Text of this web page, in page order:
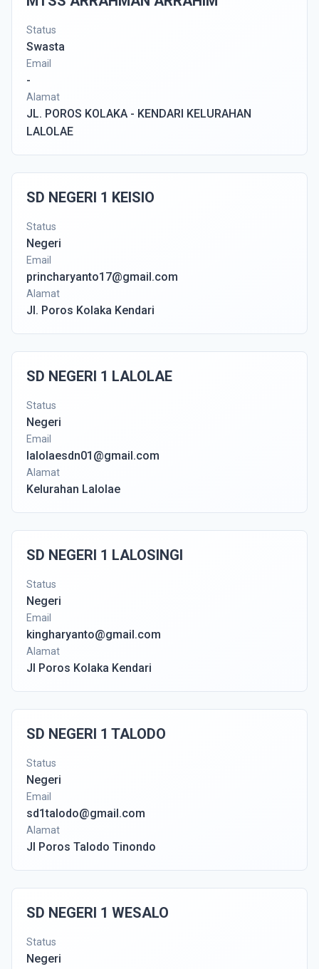
Status
Swasta
Email
-
Alamat
JL. POROS KOLAKA - KENDARI KELURAHAN
LALOLAE
SD NEGERI 1 KEISIO
Status
Negeri
Email
princharyanto17@gmail.com
Alamat
Jl. Poros Kolaka Kendari
SD NEGERI 1 LALOLAE
Status
Negeri
Email
lalolaesdn01@gmail.com
Alamat
Kelurahan Lalolae
SD NEGERI 1 LALOSINGI
Status
Negeri
Email
kingharyanto@gmail.com
Alamat
Jl Poros Kolaka Kendari
SD NEGERI 1 TALODO
Status
Negeri
Email
sd1talodo@gmail.com
Alamat
Jl Poros Talodo Tinondo
SD NEGERI 1 WESALO
Status
Negeri